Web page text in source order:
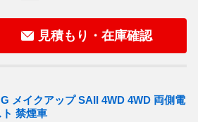
見積もり・在庫確認
メイクアップ SAII 4WD 4WD 両側電
禁煙車